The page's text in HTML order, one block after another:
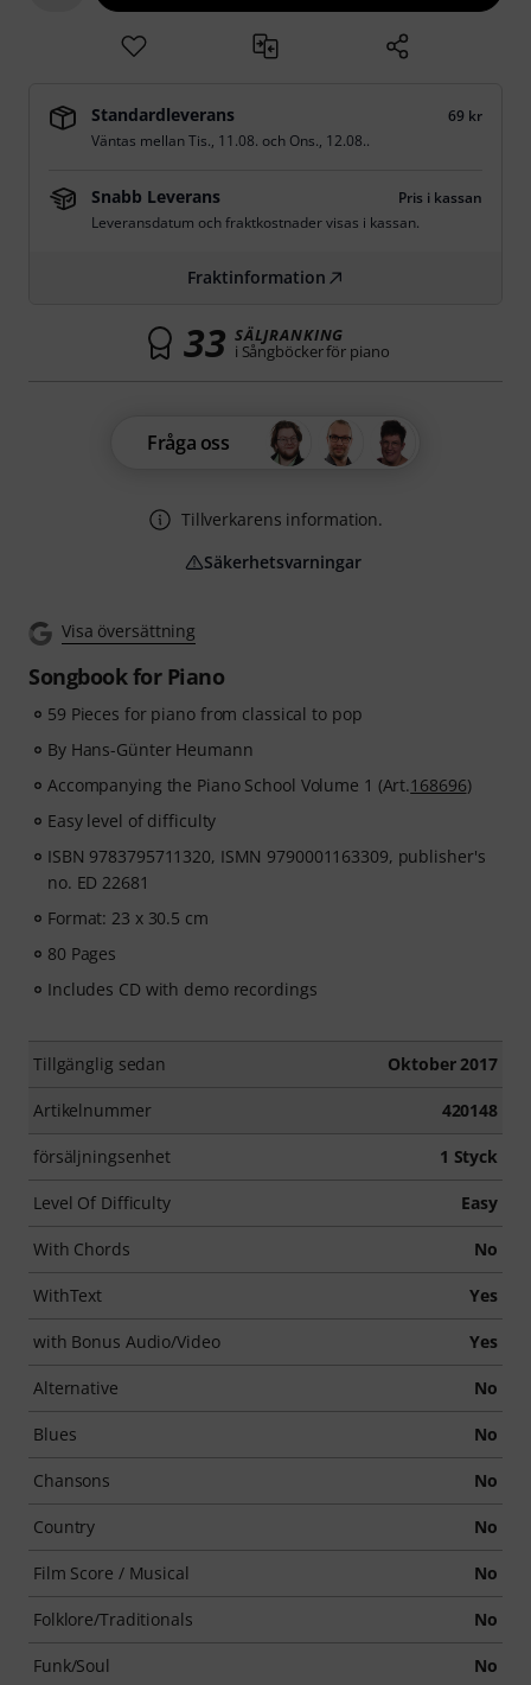
Visa översättning
Songbook for Piano
59 Pieces for piano from classical to pop
By Hans-Günter Heumann
Accompanying the Piano School Volume 1 (Art.168696)
Easy level of difficulty
ISBN 9783795711320, ISMN 9790001163309, publisher's
no. ED 22681
Format: 23 x 30.5 cm
80 Pages
Includes CD with demo recordings
Tillgänglig sedan Oktober 2017
Artikelnummer 420148
försäljningsenhet 1 Styck
Level Of Difficulty Easy
With Chords No
WithText Yes
with Bonus Audio/Video Yes
Alternative No
Blues No
Chansons No
Country No
Film Score / Musical No
Folklore/Traditionals No
Funk/Soul No
Standardleverans
69 kr
Väntas mellanTis., 11.08. och Ons., 12.08..
Snabb Leverans
Pris i kassan
Leveransdatum och fraktkostnader visas i kassan.
Fraktinformation
33 SÄLJRANKING
i Sångböcker för piano
Fråga oss
Tillverkarens information.
Säkerhetsvarningar